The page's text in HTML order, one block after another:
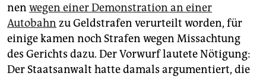
nen wegen einer Demonstration an einer
Autobahn zu Geldstrafen verurteilt worden, für
einige kamen noch Strafen wegen Missachtung
des Gerichts dazu. Der Vorwurf lautete Nötigung:
Der Staatsanwalt hatte damals argumentiert, die